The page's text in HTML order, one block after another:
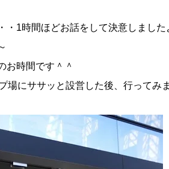
・1時間ほどお話をして決意しました
お時間です＾＾
場にササッと設営した後、行ってみ